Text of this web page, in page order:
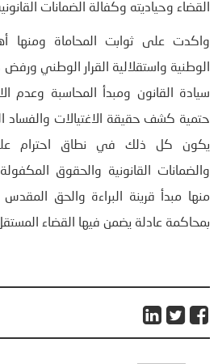
القضاء وحياديته وكفالة الضمانات
واكدت على ثوابت المحاماة ومنها
الوطنية واستقلالية القرار الوطني
سيادة القانون ومبدأ المحاسبة وعدم
حتمية كشف حقيقة الاغتيالات والفساد
يكون كل ذلك في نطاق احترام
والضمانات القانونية والحقوق
منها مبدأ قرينة البراءة والحق
بمحاكمة عادلة يضمن فيها القضاء